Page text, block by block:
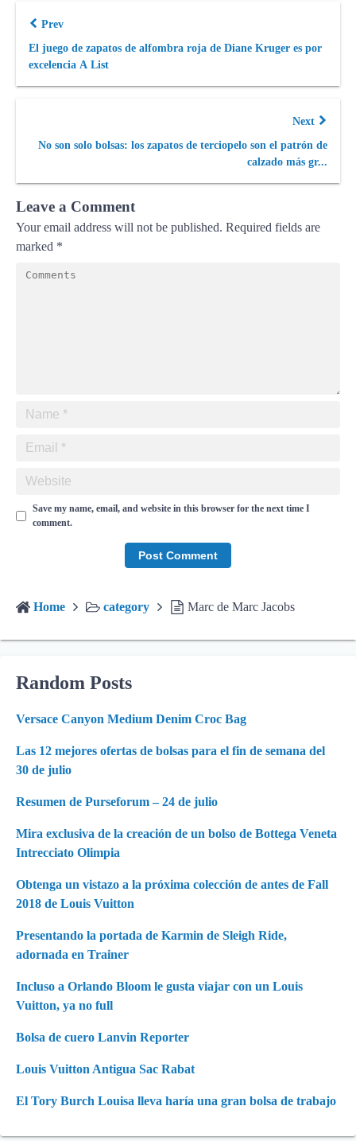
Prev
El juego de zapatos de alfombra roja de Diane Kruger es por
excelencia A List
Next
No son solo bolsas: los zapatos de terciopelo son el patrón de
calzado más gr...
Leave a Comment
Your email address will not be published. Required fields are
marked *
Save my name, email, and website in this browser for the next time I
comment.
Home category Marc de Marc Jacobs
Random Posts
Versace Canyon Medium Denim Croc Bag
Las 12 mejores ofertas de bolsas para el fin de semana del
30 de julio
Resumen de Purseforum – 24 de julio
Mira exclusiva de la creación de un bolso de Bottega Veneta
Intrecciato Olimpia
Obtenga un vistazo a la próxima colección de antes de Fall
2018 de Louis Vuitton
Presentando la portada de Karmin de Sleigh Ride,
adornada en Trainer
Incluso a Orlando Bloom le gusta viajar con un Louis
Vuitton, ya no full
Bolsa de cuero Lanvin Reporter
Louis Vuitton Antigua Sac Rabat
El Tory Burch Louisa lleva haría una gran bolsa de trabajo